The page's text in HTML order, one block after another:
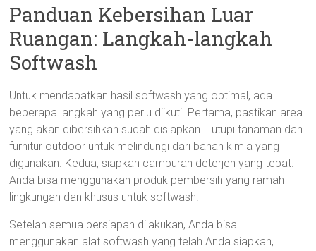
Panduan Kebersihan Luar
Ruangan: Langkah-langkah
Softwash
Untuk mendapatkan hasil softwash yang optimal, ada
beberapa langkah yang perlu diikuti. Pertama, pastikan area
yang akan dibersihkan sudah disiapkan. Tutupi tanaman dan
furnitur outdoor untuk melindungi dari bahan kimia yang
digunakan. Kedua, siapkan campuran deterjen yang tepat.
Anda bisa menggunakan produk pembersih yang ramah
lingkungan dan khusus untuk softwash.
Setelah semua persiapan dilakukan, Anda bisa
menggunakan alat softwash yang telah Anda siapkan,